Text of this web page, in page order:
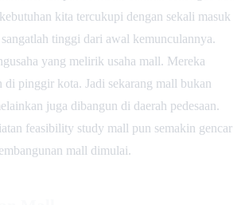
kita tercukupi dengan sekali masuk
tinggi dari awal kemunculannya.
yang melirik usaha mall. Mereka
di pinggir kota. Jadi sekarang mall bukan
juga dibangun di daerah pedesaan.
feasibility study mall pun semakin gencar
mall dimulai.